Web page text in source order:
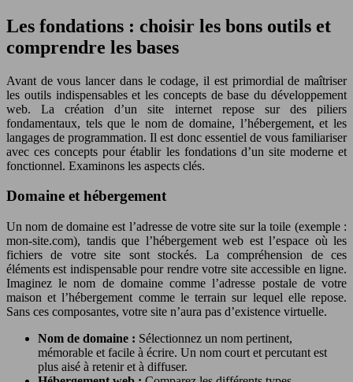
Les fondations : choisir les bons outils et
comprendre les bases
Avant de vous lancer dans le codage, il est primordial de maîtriser
les outils indispensables et les concepts de base du développement
web. La création d’un site internet repose sur des piliers
fondamentaux, tels que le nom de domaine, l’hébergement, et les
langages de programmation. Il est donc essentiel de vous familiariser
avec ces concepts pour établir les fondations d’un site moderne et
fonctionnel. Examinons les aspects clés.
Domaine et hébergement
Un nom de domaine est l’adresse de votre site sur la toile (exemple :
mon-site.com), tandis que l’hébergement web est l’espace où les
fichiers de votre site sont stockés. La compréhension de ces
éléments est indispensable pour rendre votre site accessible en ligne.
Imaginez le nom de domaine comme l’adresse postale de votre
maison et l’hébergement comme le terrain sur lequel elle repose.
Sans ces composantes, votre site n’aura pas d’existence virtuelle.
Nom de domaine : Sélectionnez un nom pertinent,
mémorable et facile à écrire. Un nom court et percutant est
plus aisé à retenir et à diffuser.